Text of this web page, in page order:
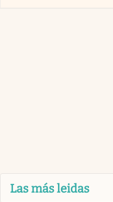
Las más leidas